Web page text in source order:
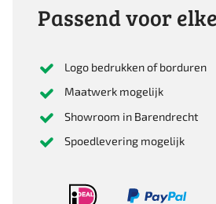
aantal
Passend voor
Logo bedrukken of borduren
Maatwerk mogelijk
Showroom in Barendrecht
Spoedlevering mogelijk